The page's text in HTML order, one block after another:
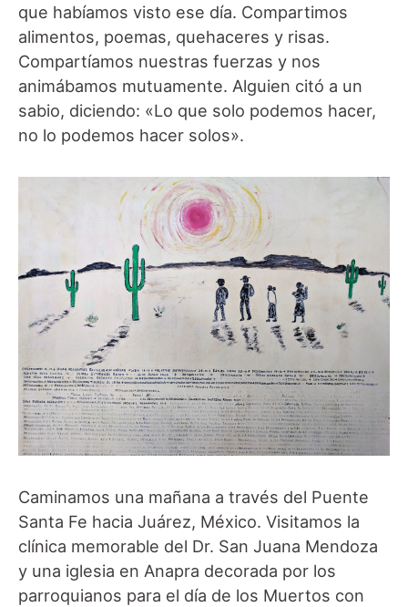
que habíamos visto ese día. Compartimos
alimentos, poemas, quehaceres y risas.
Compartíamos nuestras fuerzas y nos
animábamos mutuamente. Alguien citó a un
sabio, diciendo: «Lo que solo podemos hacer,
no lo podemos hacer solos».
Caminamos una mañana a través del Puente
Santa Fe hacia Juárez, México. Visitamos la
clínica memorable del Dr. San Juana Mendoza
y una iglesia en Anapra decorada por los
parroquianos para el día de los Muertos con